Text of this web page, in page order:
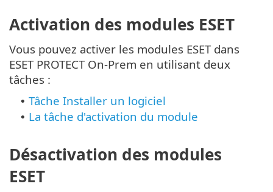
Activation des modules ESET
Vous pouvez activer les modules ESET dans
ESET PROTECT On-Prem en utilisant deux
tâches :
• Tâche Installer un logiciel
• La tâche d'activation du module
Désactivation des modules
ESET